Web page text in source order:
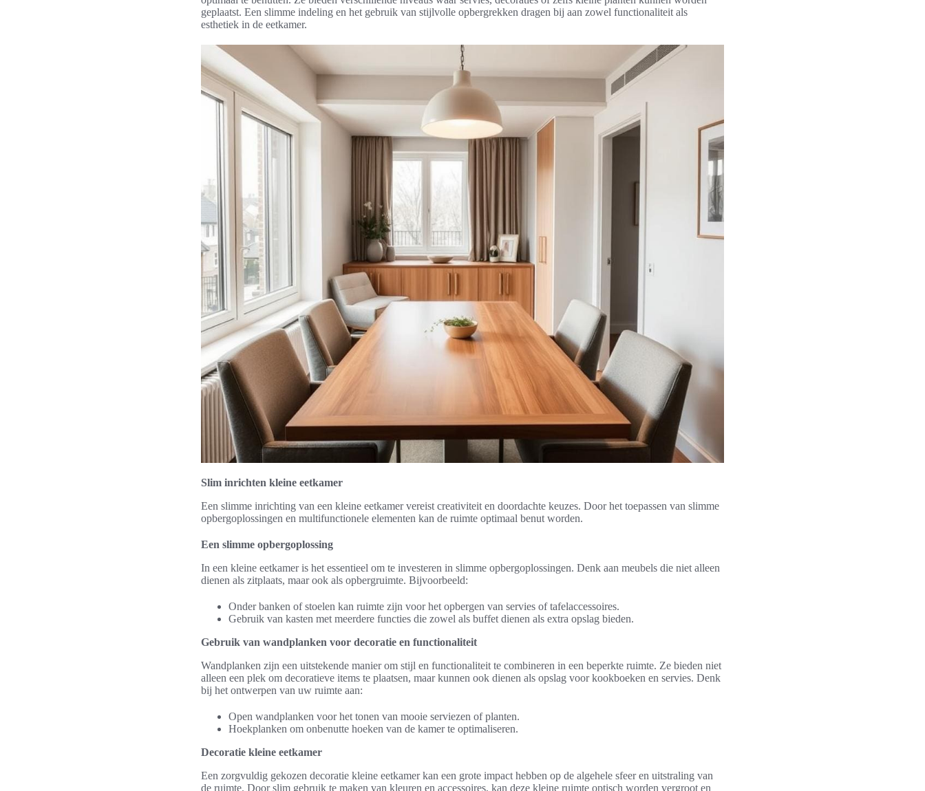
geplaatst. Een slimme indeling en het gebruik van stijlvolle opbergrekken dragen bij aan zowel functionaliteit als
esthetiek in de eetkamer.
Slim inrichten kleine eetkamer
Een slimme inrichting van een kleine eetkamer vereist creativiteit en doordachte keuzes. Door het toepassen van slimme
opbergoplossingen en multifunctionele elementen kan de ruimte optimaal benut worden.
Een slimme opbergoplossing
In een kleine eetkamer is het essentieel om te investeren in slimme opbergoplossingen. Denk aan meubels die niet alleen
dienen als zitplaats, maar ook als opbergruimte. Bijvoorbeeld:
Onder banken of stoelen kan ruimte zijn voor het opbergen van servies of tafelaccessoires.
Gebruik van kasten met meerdere functies die zowel als buffet dienen als extra opslag bieden.
Gebruik van wandplanken voor decoratie en functionaliteit
Wandplanken zijn een uitstekende manier om stijl en functionaliteit te combineren in een beperkte ruimte. Ze bieden niet
alleen een plek om decoratieve items te plaatsen, maar kunnen ook dienen als opslag voor kookboeken en servies. Denk
bij het ontwerpen van uw ruimte aan:
Open wandplanken voor het tonen van mooie serviezen of planten.
Hoekplanken om onbenutte hoeken van de kamer te optimaliseren.
Decoratie kleine eetkamer
Een zorgvuldig gekozen decoratie kleine eetkamer kan een grote impact hebben op de algehele sfeer en uitstraling van
de ruimte. Door slim gebruik te maken van kleuren en accessoires, kan deze kleine ruimte optisch worden vergroot en